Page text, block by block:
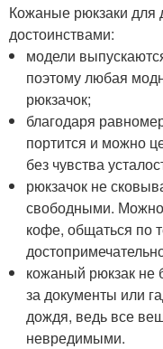
Кожаные рюкзаки для
достоинствами:
модели
поэтому любая
рюкзачок;
благодаря
портится и можно
без чувства
рюкзачок не
свободными. Можно
кофе, общаться по
кожаный рюкзак не
за документы или
дождя, ведь все
невредимыми.